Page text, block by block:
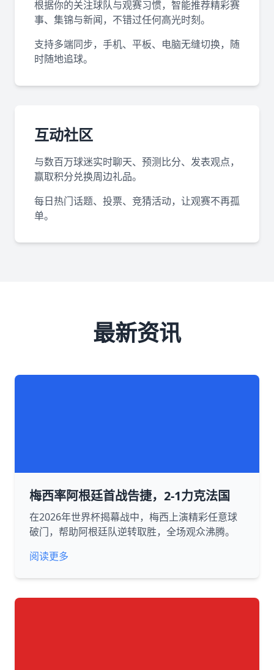
根据你的关注球队与观赛习惯，智能推荐精彩赛
事、集锦与新闻，不错过任何高光时刻。
支持多端同步，手机、平板、电脑无缝切换，随
时随地追球。
互动社区
与数百万球迷实时聊天、预测比分、发表观点，
赢取积分兑换周边礼品。
每日热门话题、投票、竞猜活动，让观赛不再孤
单。
最新资讯
梅西率阿根廷首战告捷，2-1力克法国
在2026年世界杯揭幕战中，梅西上演精彩任意球
破门，帮助阿根廷队逆转取胜，全场观众沸腾。
阅读更多